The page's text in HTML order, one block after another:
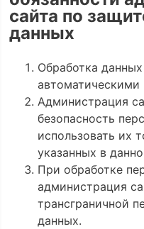
сайта по
данных
Обработка
Администрация
безопасность
использовать их
указанных в
При обработке
администрация
трансграничной
данных.